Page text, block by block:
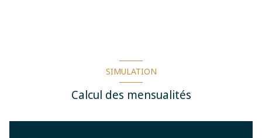
SIMULATION
Calcul des mensualités